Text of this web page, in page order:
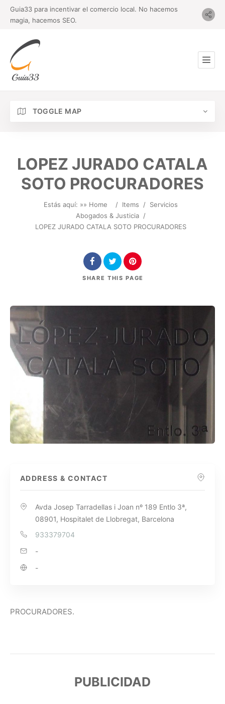
Guia33 para incentivar el comercio local. No hacemos
magia, hacemos SEO.
TOGGLE MAP
LOPEZ JURADO CATALA
SOTO PROCURADORES
Estás aquí: »» Home / Items / Servicios
Abogados & Justicia /
LOPEZ JURADO CATALA SOTO PROCURADORES
SHARE THIS PAGE
ADDRESS & CONTACT
Avda Josep Tarradellas i Joan nº 189 Entlo 3ª,
08901, Hospitalet de Llobregat, Barcelona
933379704
-
-
PROCURADORES.
PUBLICIDAD